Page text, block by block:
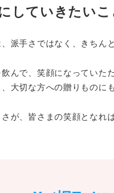
していきたいこ
派手さではなく、きちん
んで、笑顔になっていただ
大切な方への贈りもの
が、皆さまの笑顔となれば